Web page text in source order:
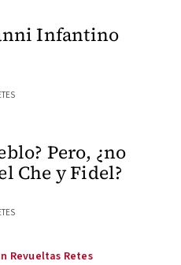
Infantino
Pero, ¿no
Che y Fidel?
Revueltas Retes